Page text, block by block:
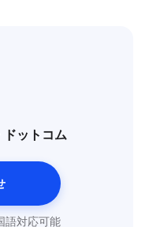
ットコム
語対応可能